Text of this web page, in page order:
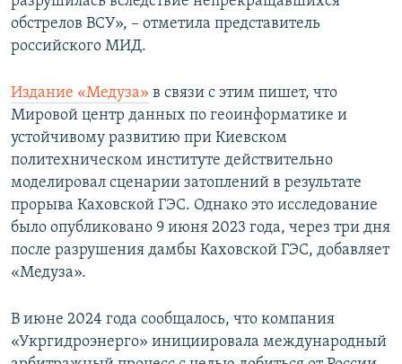
д
обстрелов ВСУ», – отметила представитель
российского МИД.
Издание «Медуза» в связи с этим пишет, что
Мировой центр данных по геоинформатике и
устойчивому развитию при Киевском
политехническом институте действительно
моделировал сценарии затоплений в результате
прорыва Каховской ГЭС. Однако это исследование
было опубликовано 9 июня 2023 года, через три дня
после разрушения дамбы Каховской ГЭС, добавляет
«Медуза».
В июне 2024 года сообщалось, что компания
«Укргидроэнерго» инициировала международный